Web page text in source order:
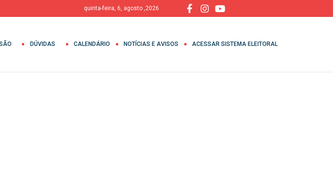
quinta-feira, 6, agosto ,2026
DÚVIDAS CALENDÁRIO NOTÍCIAS E AVISOS ACESSAR SISTEMA ELEITORAL